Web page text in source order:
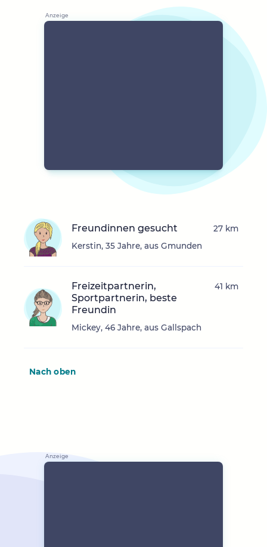
Freundinnen gesucht
Kerstin, 35 Jahre, aus Gmunden
27 km
Freizeitpartnerin,
Sportpartnerin, beste
Freundin
Mickey, 46 Jahre, aus Gallspach
41 km
Nach oben